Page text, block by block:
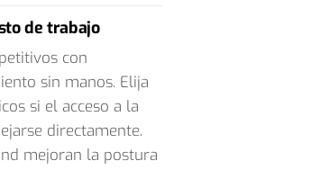
de trabajo
con
sin manos. Elija
si el acceso a la
directamente.
mejoran la postura